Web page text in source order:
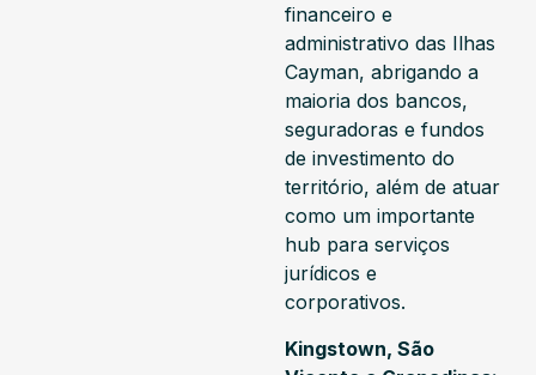
financeiro e
administrativo das Ilhas
Cayman, abrigando a
maioria dos bancos,
seguradoras e fundos
de investimento do
território, além de atuar
como um importante
hub para serviços
jurídicos e
corporativos.
Kingstown, São